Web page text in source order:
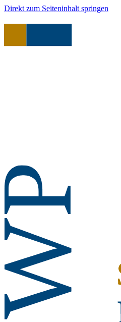
Direkt zum Seiteninhalt springen